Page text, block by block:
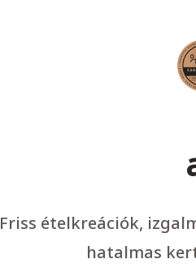
Friss ételkreációk,
hatalmas